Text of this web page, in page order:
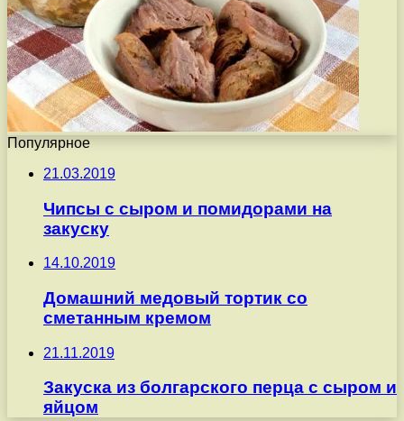
Популярное
21.03.2019
Чипсы с сыром и помидорами на
закуску
14.10.2019
Домашний медовый тортик со
сметанным кремом
21.11.2019
Закуска из болгарского перца с сыром и
яйцом